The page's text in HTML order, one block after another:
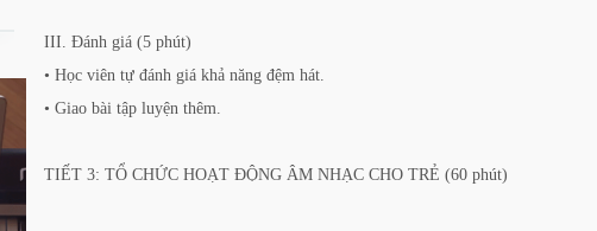
III. Đánh giá (5 phút)
• Học viên tự đánh giá khả năng đệm hát.
• Giao bài tập luyện thêm.
TIẾT 3: TỔ CHỨC HOẠT ĐỘNG ÂM NHẠC CHO TRẺ (60 phút)